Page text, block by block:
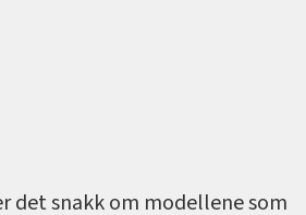
det snakk om modellene som